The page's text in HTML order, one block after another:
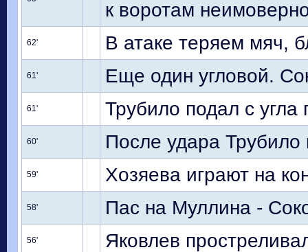
к воротам
62' В атаке теряем мяч,
61' Еще один угловой.
61' Трубило подал с угла
60' После удара Трубило
59' Хозяева играют на
58' Пас на Муллина -
56' Яковлев